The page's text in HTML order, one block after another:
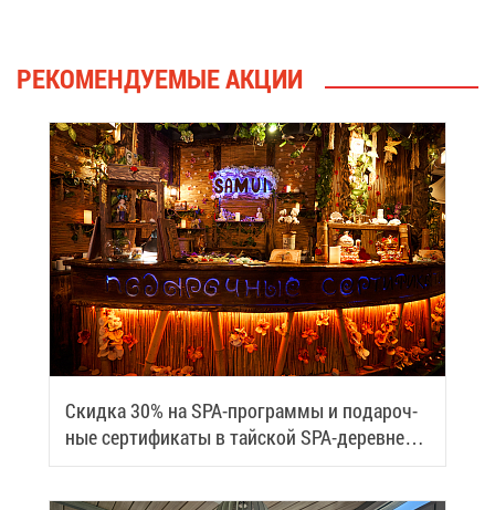
РЕ­КО­МЕН­ДУ­Е­МЫЕ АК­ЦИИ
Скид­ка 30% на SPA-про­грам­мы и по­да­роч­
ные сер­ти­фи­ка­ты в тай­ской SPA-де­ревне
Samui